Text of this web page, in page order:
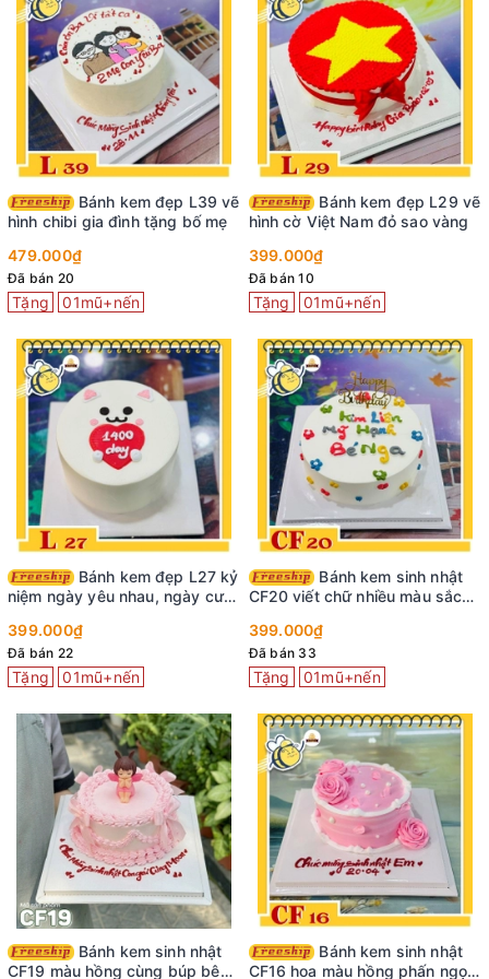
Bánh kem đẹp L39 vẽ
hình chibi gia đình tặng bố mẹ
479.000₫
Đã bán 20
Tặng 01mũ+nến
hình cờ Việt Nam đỏ sao vàng
399.000₫
Đã bán 10
Tặng 01mũ+nến
Bánh kem đẹp L27 kỷ
niệm ngày yêu nhau, ngày cưới
399.000₫
Đã bán 22
Tặng 01mũ+nến
CF20 viết chữ nhiều màu sắc
399.000₫
Đã bán 33
Tặng 01mũ+nến
Bánh kem sinh nhật
CF19 màu hồng cùng búp bê
CF16 hoa màu hồng phấn ngọt